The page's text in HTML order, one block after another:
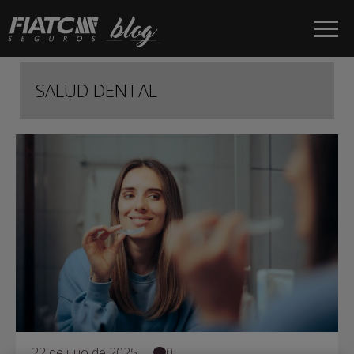
Saltar al contenido principal
SALUD DENTAL